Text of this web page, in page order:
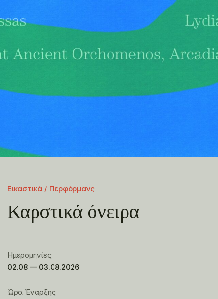
Εικαστικά / Περφόρμανς
Καρστικά όνειρα
Ημερομηνίες
02.08 — 03.08.2026
Ώρα Έναρξης